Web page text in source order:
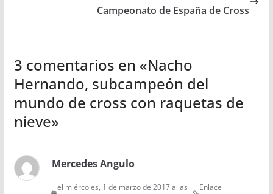
Campeonato de España de Cross
3 comentarios en «Nacho
Hernando, subcampeón del
mundo de cross con raquetas de
nieve»
Mercedes Angulo
el miércoles, 1 de marzo de 2017 a las
Enlace